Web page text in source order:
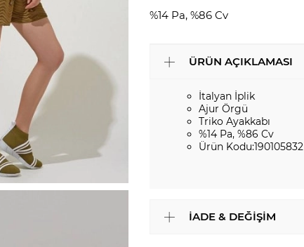
%14 Pa, %86 Cv
ÜRÜN AÇIKLAMASI
İtalyan İplik
Ajur Örgü
Triko Ayakkabı
%14 Pa, %86 Cv
Ürün Kodu:190105832
İADE & DEĞIŞIM